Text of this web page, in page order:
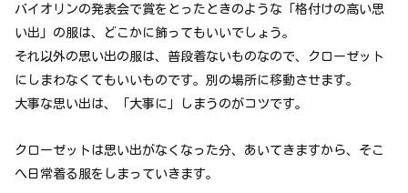
バイオリンの発表会で賞をとったときのような「格付けの高い思
い出」の服は、どこかに飾ってもいいでしょう。
それ以外の思い出の服は、普段着ないものなので、クローゼット
にしまわなくてもいいものです。別の場所に移動させます。
大事な思い出は、「大事に」しまうのがコツです。
クローゼットは思い出がなくなった分、あいてきますから、そこ
へ日常着る服をしまっていきます。